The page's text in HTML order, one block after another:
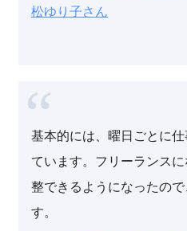
松ゆり子さん
基本的には、曜日ごとに
ています。フリーランス
整できるようになったの
す。